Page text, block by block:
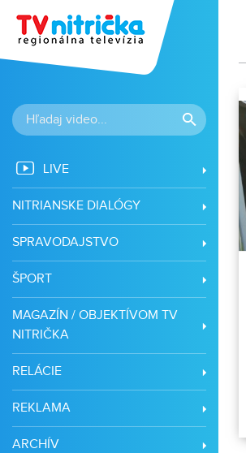
LIVE
NITRIANSKE DIALÓGY
SPRAVODAJSTVO
ŠPORT
MAGAZÍN / OBJEKTÍVOM TV
NITRIČKA
RELÁCIE
REKLAMA
ARCHÍV